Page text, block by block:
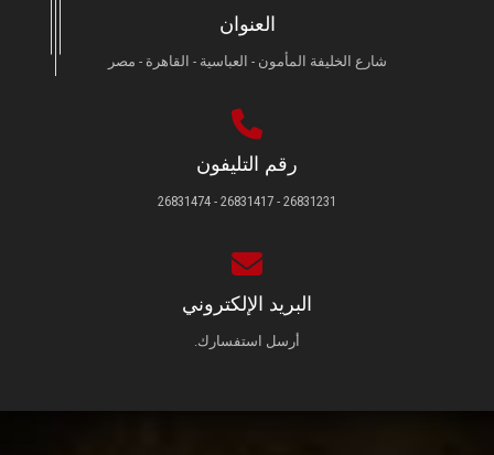
العنوان
شارع الخليفة المأمون - العباسية - القاهرة - مصر
رقم التليفون
26831231 - 26831417 - 26831474
البريد الإلكتروني
أرسل استفسارك.